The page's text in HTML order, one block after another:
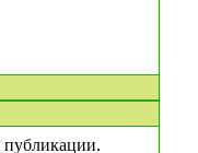
публикации.